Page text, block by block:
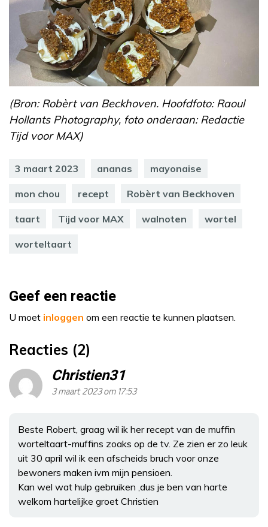
(Bron: Robèrt van Beckhoven. Hoofdfoto: Raoul
Hollants Photography, foto onderaan: Redactie
Tijd voor MAX)
3 maart 2023 ananas mayonaise
mon chou recept Robèrt van Beckhoven
taart Tijd voor MAX walnoten wortel
worteltaart
Geef een reactie
U moet inloggen om een reactie te kunnen plaatsen.
Reacties (2)
Christien31
3 maart 2023 om 17:53
Beste Robert, graag wil ik her recept van de muffin
worteltaart-muffins zoaks op de tv. Ze zien er zo leuk
uit 30 april wil ik een afscheids bruch voor onze
bewoners maken ivm mijn pensioen.
Kan wel wat hulp gebruiken ,dus je ben van harte
welkom hartelijke groet Christien